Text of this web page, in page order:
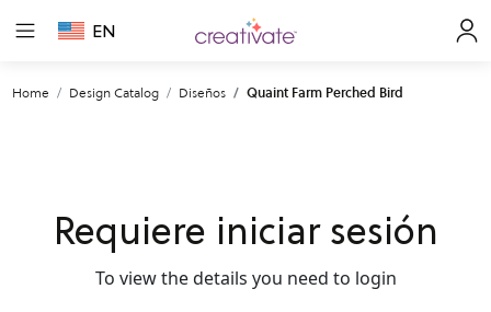
EN
Home Design Catalog Diseños Quaint Farm Perched Bird
Requiere iniciar sesión
To view the details you need to login